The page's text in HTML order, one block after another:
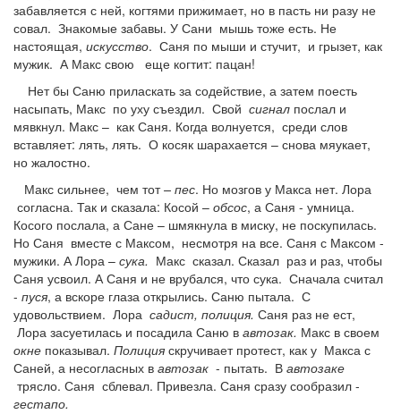
забавляется с ней, когтями прижимает, но в пасть ни разу не
совал. Знакомые забавы. У Сани мышь тоже есть. Не
настоящая, искусство. Саня по мыши и стучит, и грызет, как
мужик. А Макс свою еще когтит: пацан!
Нет бы Саню приласкать за содействие, а затем поесть
насыпать, Макс по уху съездил. Свой сигнал послал и
мявкнул. Макс – как Саня. Когда волнуется, среди слов
вставляет: лять, лять. О косяк шарахается – снова мяукает,
но жалостно.
Макс сильнее, чем тот– пес. Но мозгов у Макса нет. Лора
согласна. Так и сказала: Косой – обсос, а Саня - умница.
Косого послала, а Сане – шмякнула в миску, не поскупилась.
Но Саня вместе с Максом, несмотря на все. Саня с Максом -
мужики. А Лора – сука. Макс сказал. Сказал раз и раз, чтобы
Саня усвоил. А Саня и не врубался, что сука. Сначала считал
- пуся, а вскоре глаза открылись. Саню пытала. С
удовольствием. Лора садист, полиция. Саня раз не ест,
Лора засуетилась и посадила Саню в автозак. Макс в своем
окне показывал. Полиция скручивает протест, как у Макса с
Саней, а несогласных в автозак - пытать. В автозаке
трясло. Саня сблевал. Привезла. Саня сразу сообразил -
гестапо.